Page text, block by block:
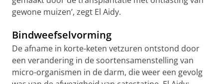
gewone muizen’, zegt El Aidy.
Bindweefselvorming
De afname in korte-keten vetzuren ontstond door
een verandering in de soortensamenstelling van
micro-organismen in de darm, die weer een gevolg